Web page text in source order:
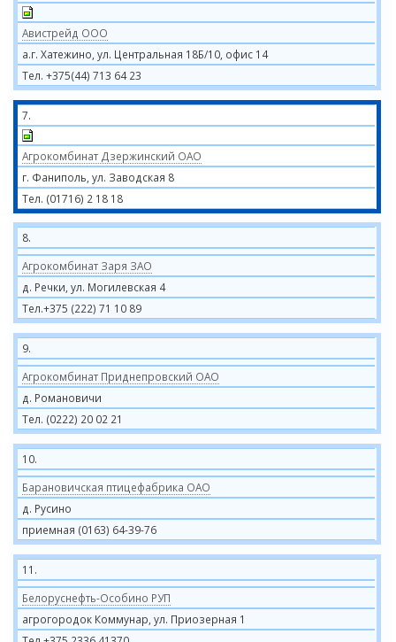
Авистрейд ООО
а.г. Хатежино, ул. Центральная 18Б/10, офис 14
Тел. +375(44) 713 64 23
7.
Агрокомбинат Дзержинский ОАО
г. Фаниполь, ул. Заводская 8
Тел. (01716) 2 18 18
8.
Агрокомбинат Заря ЗАО
д. Речки, ул. Могилевская 4
Тел.+375 (222) 71 10 89
9.
Агрокомбинат Приднепровский ОАО
д. Романовичи
Тел. (0222) 20 02 21
10.
Барановичская птицефабрика ОАО
д. Русино
приемная (0163) 64-39-76
11.
Белоруснефть-Особино РУП
агрогородок Коммунар, ул. Приозерная 1